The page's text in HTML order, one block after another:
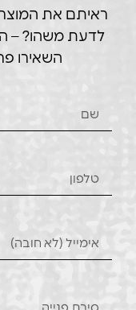
ראיתם את המוצר
לדעת משהו? –
השאירו